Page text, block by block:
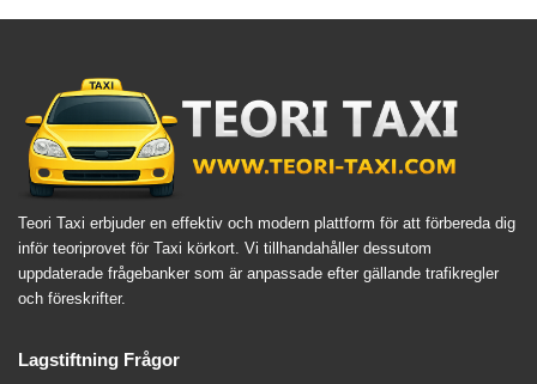
Teori Taxi erbjuder en effektiv och modern plattform för att förbereda dig
inför teoriprovet för Taxi körkort. Vi tillhandahåller dessutom
uppdaterade frågebanker som är anpassade efter gällande trafikregler
och föreskrifter.
Lagstiftning Frågor